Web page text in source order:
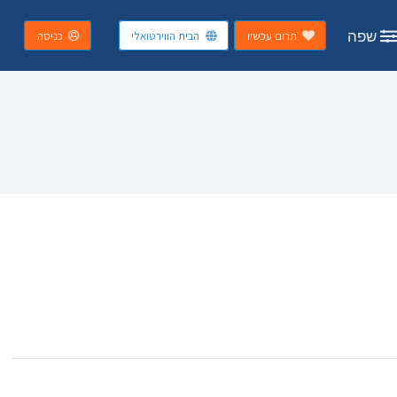
שפה תרום עכשיו הבית הווירטואלי כניסה